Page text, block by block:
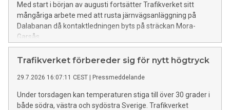
Med start i början av augusti fortsätter Trafikverket sitt
mångåriga arbete med att rusta järnvägsanläggning på
Dalabanan då kontaktledningen byts på sträckan Mora-
Garsås.
Trafikverket förbereder sig för nytt högtryck
29.7.2026 16:07:11 CEST Pressmeddelande
Under torsdagen kan temperaturen stiga till över 30 grader i
både södra, västra och sydöstra Sverige. Trafikverket